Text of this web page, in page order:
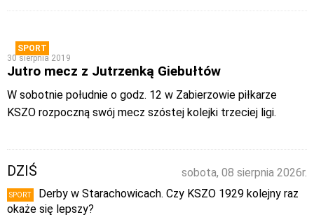
SPORT
30 sierpnia 2019
Jutro mecz z Jutrzenką Giebułtów
W sobotnie południe o godz. 12 w Zabierzowie piłkarze
KSZO rozpoczną swój mecz szóstej kolejki trzeciej ligi.
sobota, 08 sierpnia 2026r.
DZIŚ
SPORT
Derby w Starachowicach. Czy KSZO 1929 kolejny raz
okaże się lepszy?